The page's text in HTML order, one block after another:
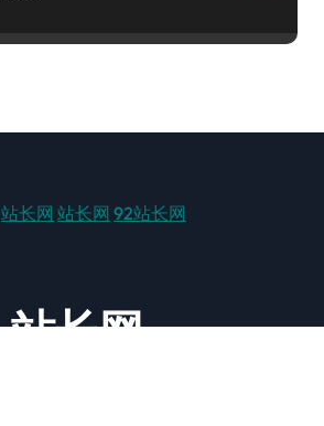
站长网 站长网 92站长网
站长网